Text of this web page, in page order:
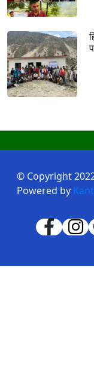
© Copyright
Powered by